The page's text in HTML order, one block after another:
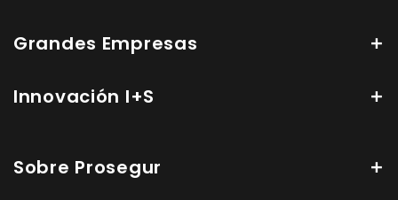
Grandes Empresas
Innovación I+S
Sobre Prosegur